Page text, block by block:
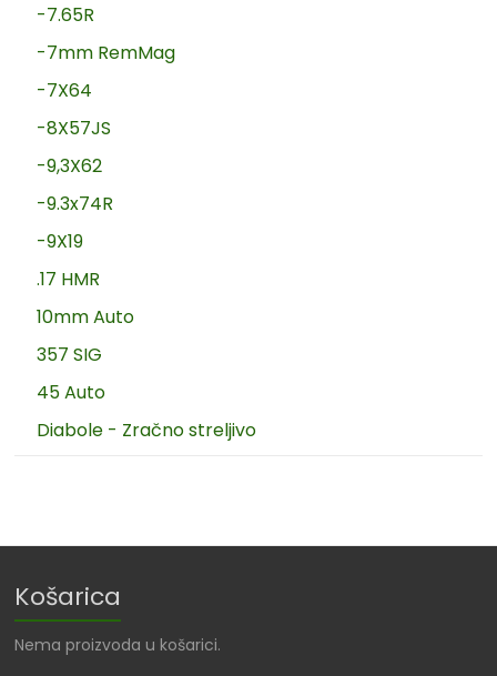
-7.65R
-7mm RemMag
-7X64
-8X57JS
-9,3X62
-9.3x74R
-9X19
.17 HMR
10mm Auto
357 SIG
45 Auto
Diabole - Zračno streljivo
Košarica
Nema proizvoda u košarici.